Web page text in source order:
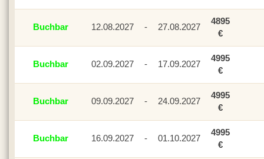
Buchbar 12.08.2027 - 27.08.2027
4895
€
Buchbar 02.09.2027 - 17.09.2027
4995
€
Buchbar 09.09.2027 - 24.09.2027
4995
€
Buchbar 16.09.2027 - 01.10.2027
4995
€